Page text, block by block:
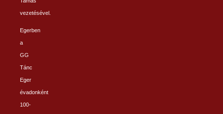
vezetésével.
Egerben
a
GG
Tánc
Eger
évadonként
100-